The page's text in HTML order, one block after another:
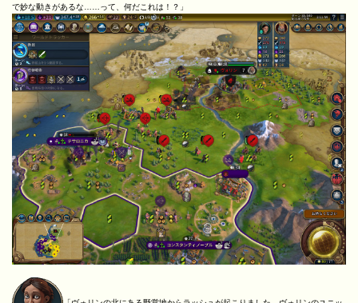
で妙な動きがあるな……って、何だこれは！？」